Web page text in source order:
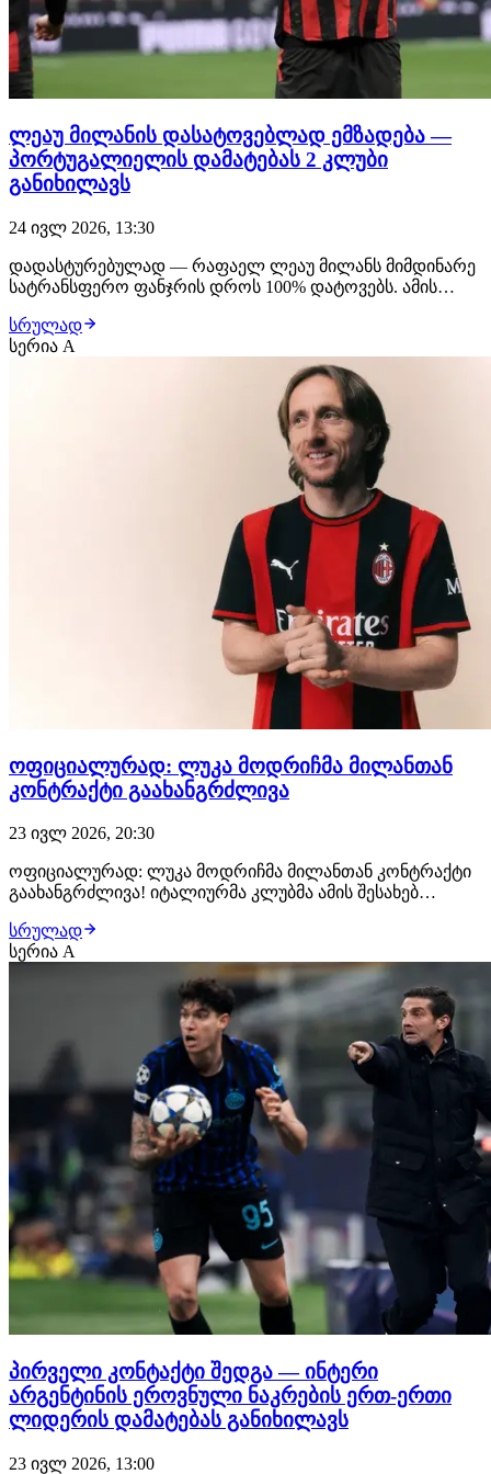
ლეაუ მილანის დასატოვებლად ემზადება —
პორტუგალიელის დამატებას 2 კლუბი
განიხილავს
24 ივლ 2026, 13:30
დადასტურებულად — რაფაელ ლეაუ მილანს მიმდინარე
სატრანსფერო ფანჯრის დროს 100% დატოვებს. ამის
და სიტუაცია ამ დრომდე არ შეცვლილა. რაც შეეხება
დაინტერესებულ კლუბებს, 27 წლის ფეხბურთელის
დამატებას გალათასარაი და ფენერბაჰჩე სერიოზულად
სრულად
სერია A
ოფიციალურად: ლუკა მოდრიჩმა მილანთან
კონტრაქტი გაახანგრძლივა
23 ივლ 2026, 20:30
ოფიციალურად: ლუკა მოდრიჩმა მილანთან კონტრაქტი
გაახანგრძლივა! იტალიურმა კლუბმა ამის შესახებ
ხორვატ ფეხბურთელსა და "როსონერის" შორის ახალი,
1-წლიანი ხელშეკრულება გაფორმდა. შეგახსენებთ,
ლუკა მოდრიჩი მილანს 2025 წელს შეუერთდა. ამ პერი…
სრულად
სერია A
პირველი კონტაქტი შედგა — ინტერი
არგენტინის ეროვნული ნაკრების ერთ-ერთი
ლიდერის დამატებას განიხილავს
23 ივლ 2026, 13:00